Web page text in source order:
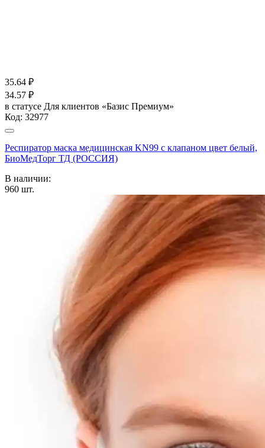
35.64 ₽
34.57 ₽
в статусе Для клиентов «Базис Премиум»
Код: 32977
Респиратор маска медицинская KN99 с клапаном цвет белый,
БиоМедТорг ТД (РОССИЯ)
В наличии:
960 шт.